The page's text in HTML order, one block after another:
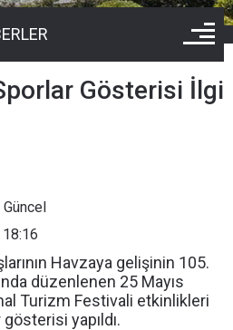
Gösterisi İlgi
Güncel
Havzaya gelişinin 105.
düzenlenen 25 Mayıs
Turizm Festivali etkinlikleri
yapıldı.